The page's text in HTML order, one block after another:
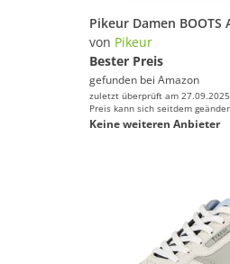
von Pikeur
Bester Preis
gefunden bei Amazon
zuletzt überprüft am
Preis kann sich seitdem
Keine weiteren Anbieter